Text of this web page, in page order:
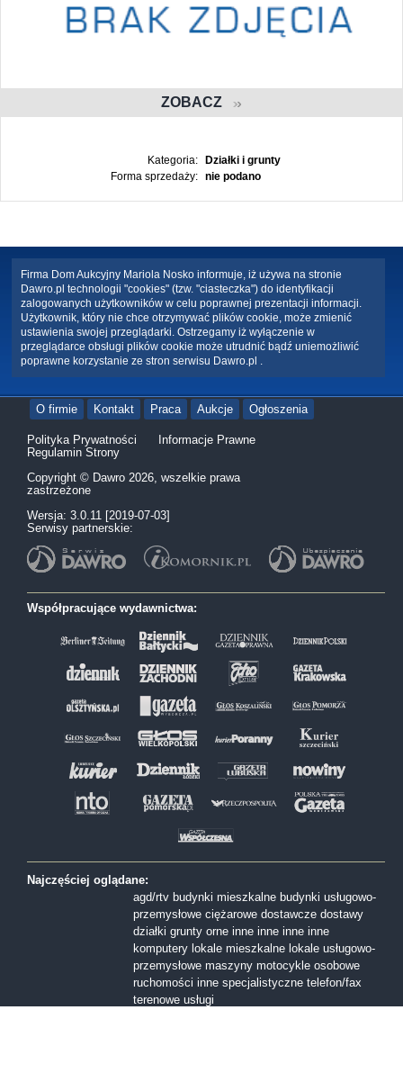
ZOBACZ
Kategoria:
Działki i grunty
Forma sprzedaży:
nie podano
Firma Dom Aukcyjny Mariola Nosko informuje, iż używa na stronie
Dawro.pl technologii "cookies" (tzw. "ciasteczka") do identyfikacji
zalogowanych użytkowników w celu poprawnej prezentacji informacji.
Użytkownik, który nie chce otrzymywać plików cookie, może zmienić
ustawienia swojej przeglądarki. Ostrzegamy iż wyłączenie w
przeglądarce obsługi plików cookie może utrudnić bądź uniemożliwić
poprawne korzystanie ze stron serwisu Dawro.pl .
O firmie Kontakt Praca Aukcje Ogłoszenia
Polityka Prywatności
Informacje Prawne
Regulamin Strony
Copyright © Dawro 2026, wszelkie prawa
zastrzeżone
Wersja: 3.0.11 [2019-07-03]
Serwisy partnerskie:
Współpracujące wydawnictwa:
Najczęściej oglądane:
agd/rtv budynki mieszkalne budynki usługowo-
przemysłowe ciężarowe dostawcze dostawy
działki grunty orne inne inne inne inne
komputery lokale mieszkalne lokale usługowo-
przemysłowe maszyny motocykle osobowe
ruchomości inne specjalistyczne telefon/fax
terenowe usługi